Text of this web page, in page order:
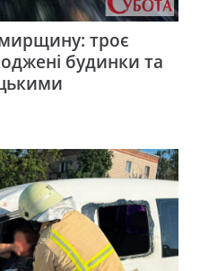
троє
будинки та